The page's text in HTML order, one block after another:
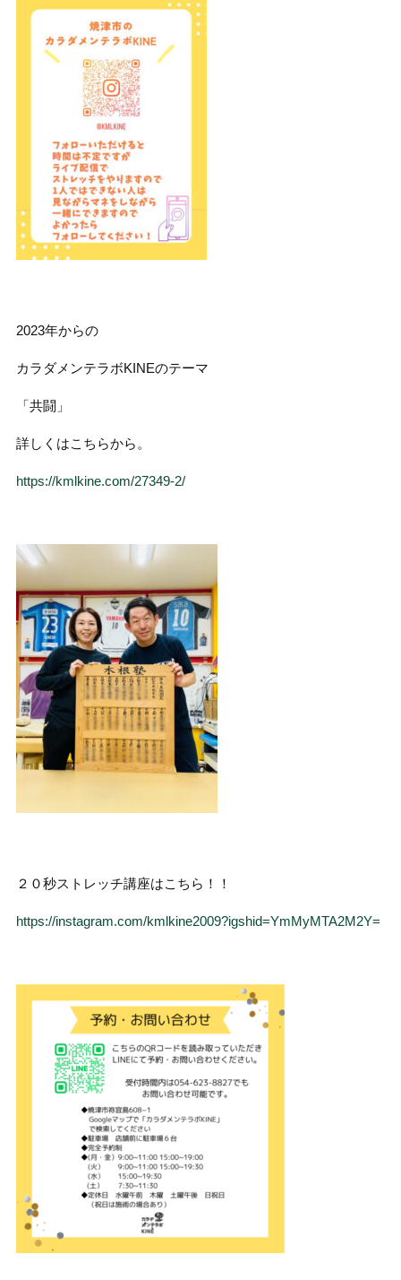
2023年からの
カラダメンテラボKINEのテーマ
「共闘」
詳しくはこちらから。
https://kmlkine.com/27349-2/
２０秒ストレッチ講座はこちら！！
https://instagram.com/kmlkine2009?igshid=YmMyMTA2M2Y=